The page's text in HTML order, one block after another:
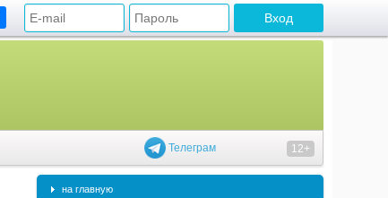
Телеграм 12+
на главную